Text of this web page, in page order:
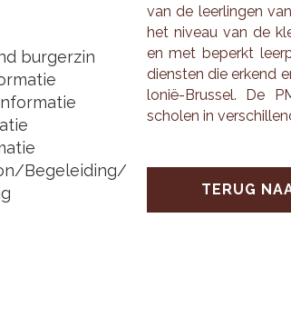
burgerzin
Begeleiding/
van de leer­lin­gen
het ni­veau van de
en met be­perkt
dien­sten die er­kend
lo­nië-Brus­sel. De
scho­len in
TERUG